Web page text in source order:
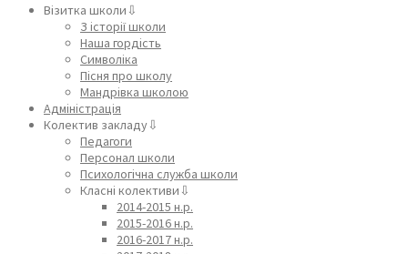
Візитка школи⇩
З історії школи
Наша гордість
Символіка
Пісня про школу
Мандрівка школою
Адміністрація
Колектив закладу⇩
Педагоги
Персонал школи
Психологічна служба школи
Класні колективи⇩
2014-2015 н.р.
2015-2016 н.р.
2016-2017 н.р.